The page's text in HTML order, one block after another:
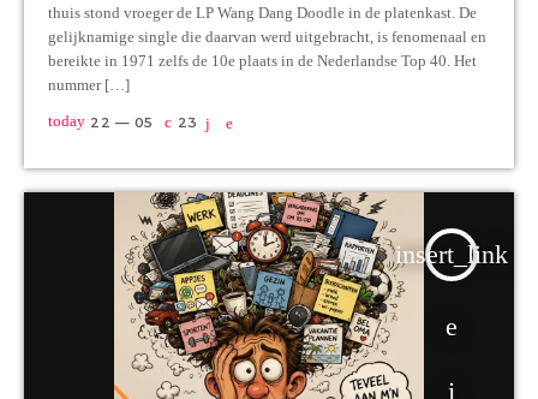
thuis stond vroeger de LP Wang Dang Doodle in de platenkast. De
gelijknamige single die daarvan werd uitgebracht, is fenomenaal en
bereikte in 1971 zelfs de 10e plaats in de Nederlandse Top 40. Het
nummer […]
today 22 — 05 23
insert_link